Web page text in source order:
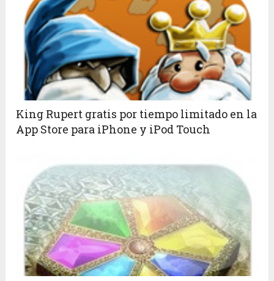
King Rupert gratis por tiempo limitado en la
App Store para iPhone y iPod Touch